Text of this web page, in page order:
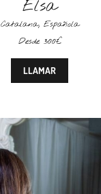
Elsa
Catalana, Española
Desde 300€
LLAMAR